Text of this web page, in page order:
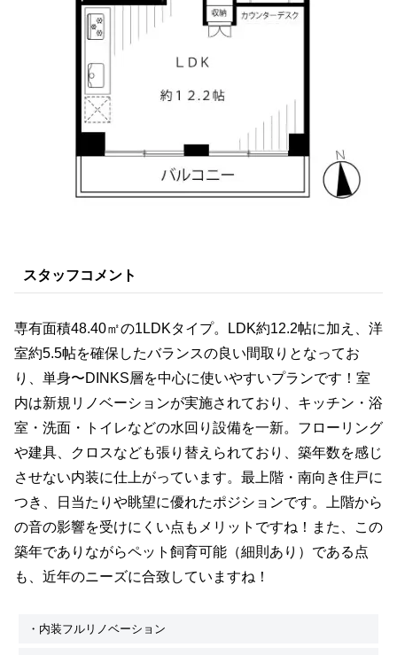
スタッフコメント
専有面積48.40㎡の1LDKタイプ。LDK約12.2帖に加え、洋
室約5.5帖を確保したバランスの良い間取りとなってお
り、単身〜DINKS層を中心に使いやすいプランです！室
内は新規リノベーションが実施されており、キッチン・浴
室・洗面・トイレなどの水回り設備を一新。フローリング
や建具、クロスなども張り替えられており、築年数を感じ
させない内装に仕上がっています。最上階・南向き住戸に
つき、日当たりや眺望に優れたポジションです。上階から
の音の影響を受けにくい点もメリットですね！また、この
築年でありながらペット飼育可能（細則あり）である点
も、近年のニーズに合致していますね！
・内装フルリノベーション